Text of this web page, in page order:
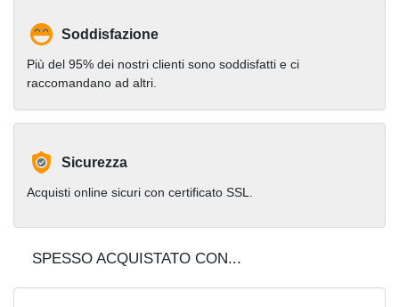
Soddisfazione
Più del 95% dei nostri clienti sono soddisfatti e ci
raccomandano ad altri.
Sicurezza
Acquisti online sicuri con certificato SSL.
SPESSO ACQUISTATO CON...